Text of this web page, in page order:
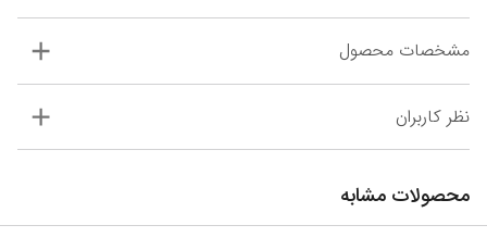
مشخصات محصول
نظر کاربران
محصولات مشابه